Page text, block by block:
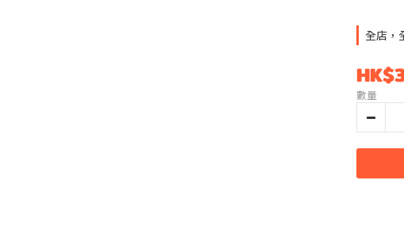
全店，
數量